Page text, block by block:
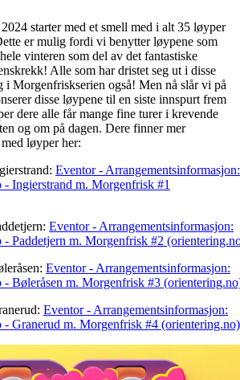
starter med et smell med i alt 35 løyper
er mulig fordi vi benytter løypene som
vinteren som del av det fantastiske
Alle som har dristet seg ut i disse
i Morgenfriskserien også! Men nå slår vi på
disse løypene til en siste innspurt frem
dere alle får mange fine turer i krevende
og om på dagen. Dere finner mer
løyper her:
Eventor - Arrangementsinformasjon:
Ingierstrand m. Morgenfrisk #1
Eventor - Arrangementsinformasjon:
Paddetjern m. Morgenfrisk #2
Eventor - Arrangementsinformasjon:
Bøleråsen m. Morgenfrisk #3
Eventor - Arrangementsinformasjon:
Granerud m. Morgenfrisk #4 (orientering.no)